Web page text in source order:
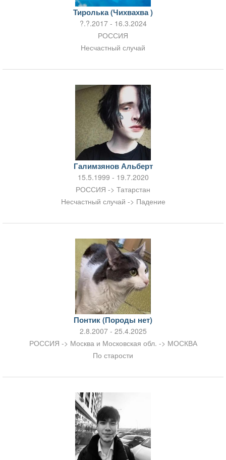
Тиролька (Чихвахва )
?.?.2017 - 16.3.2024
РОССИЯ
Несчастный случай
Галимзянов Альберт
15.5.1999 - 19.7.2020
РОССИЯ -> Татарстан
Несчастный случай -> Падение
Понтик (Породы нет)
2.8.2007 - 25.4.2025
РОССИЯ -> Москва и Московская обл. -> МОСКВА
По старости